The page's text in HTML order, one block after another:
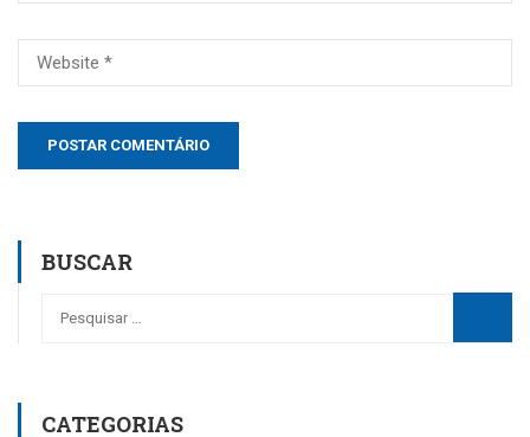
BUSCAR
CATEGORIAS